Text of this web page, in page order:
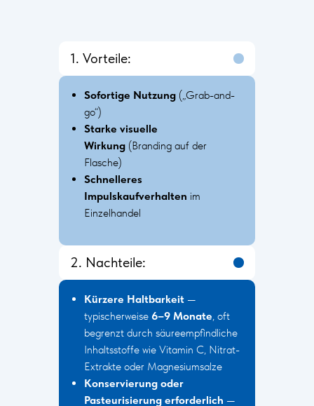
1. Vorteile:
Sofortige Nutzung („Grab-and-
go“)
Starke visuelle
Wirkung (Branding auf der
Flasche)
Schnelleres
Impulskaufverhalten im
Einzelhandel
2. Nachteile:
Kürzere Haltbarkeit —
typischerweise 6–9 Monate, oft
begrenzt durch säureempfindliche
Inhaltsstoffe wie Vitamin C, Nitrat-
Extrakte oder Magnesiumsalze
Konservierung oder
Pasteurisierung erforderlich —